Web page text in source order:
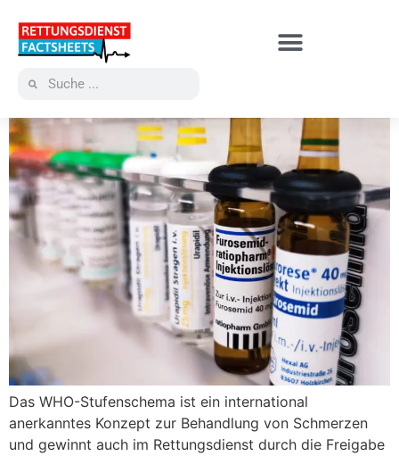
Das WHO-Stufenschema ist ein international
anerkanntes Konzept zur Behandlung von Schmerzen
und gewinnt auch im Rettungsdienst durch die Freigabe